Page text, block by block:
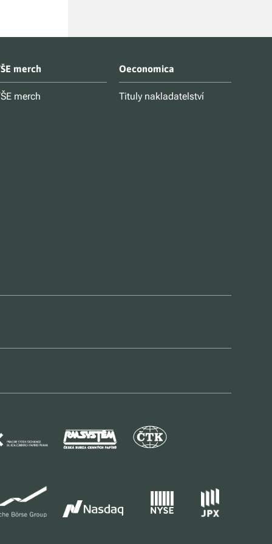
merch
merch
Oeconomica
Tituly nakladatelství